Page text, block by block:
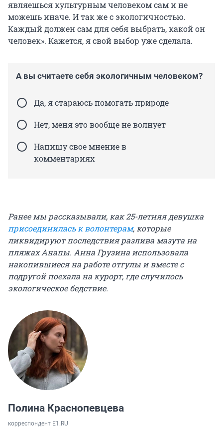
являешься культурным человеком сам и не
можешь иначе. И так же с экологичностью.
Каждый должен сам для себя выбрать, какой он
человек». Кажется, я свой выбор уже сделала.
А вы считаете себя экологичным человеком?
Да, я стараюсь помогать природе
Нет, меня это вообще не волнует
Напишу свое мнение в
комментариях
Ранее мы рассказывали, как 25-летняя девушка
присоединилась к волонтерам, которые
ликвидируют последствия разлива мазута на
пляжах Анапы. Анна Грузина использовала
накопившиеся на работе отгулы и вместе с
подругой поехала на курорт, где случилось
экологическое бедствие.
Полина Краснопевцева
корреспондент E1.RU